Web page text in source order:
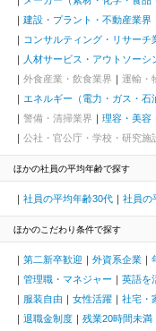
建設・プラント・不動産業界
コンサルティング・リサーチ
人材サービス・アウトソー
外食産業・飲食業界
運輸・
エネルギー（電力・ガス・石
警備・清掃業界
理容・美容
公社・官公庁・学校・研究施
ほかの社員の平均年齢で探す
社員の平均年齢30代 社員の
ほかのこだわり条件で探す
第二新卒歓迎 外資系企業
管理職・マネジャー
英語を
服装自由
女性活躍 社宅・
退職金制度
残業20時間未満